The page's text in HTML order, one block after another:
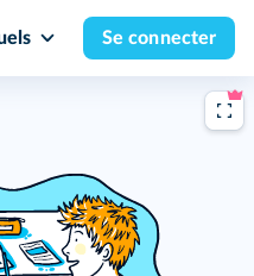
Se connecter